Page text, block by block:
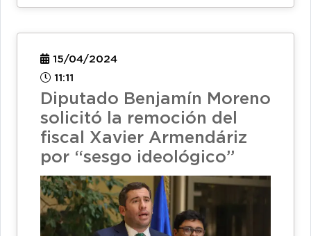
15/04/2024
11:11
Diputado Benjamín Moreno
solicitó la remoción del
fiscal Xavier Armendáriz
por “sesgo ideológico”